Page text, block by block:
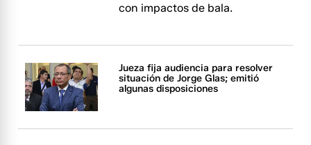
con impactos de bala.
Jueza fija audiencia para resolver
situación de Jorge Glas; emitió
algunas disposiciones